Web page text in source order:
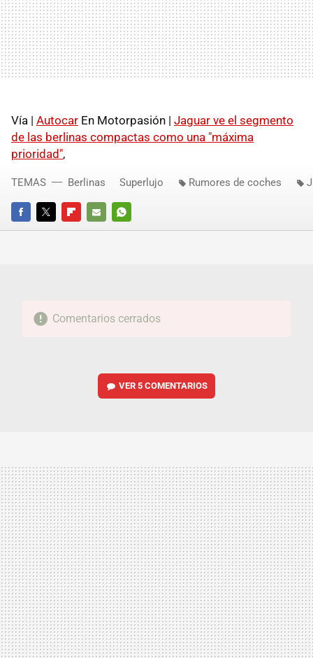
Vía | Autocar En Motorpasión | Jaguar ve el segmento
de las berlinas compactas como una "máxima
prioridad",
FACEBOOKTWITTERFLIPBOARD
E-
WHATSAPP
TEMAS Berlinas Superlujo Rumores de coches
Comentarios cerrados
VER5 COMENTARIOS